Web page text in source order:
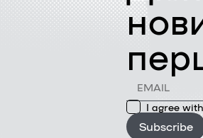
I agree
Subscribe